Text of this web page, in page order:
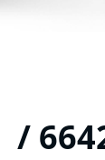
فني كاميرات مراقبة العاصمة / 66428585 /